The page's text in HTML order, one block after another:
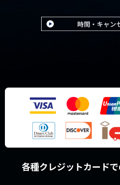
各種クレジットカード